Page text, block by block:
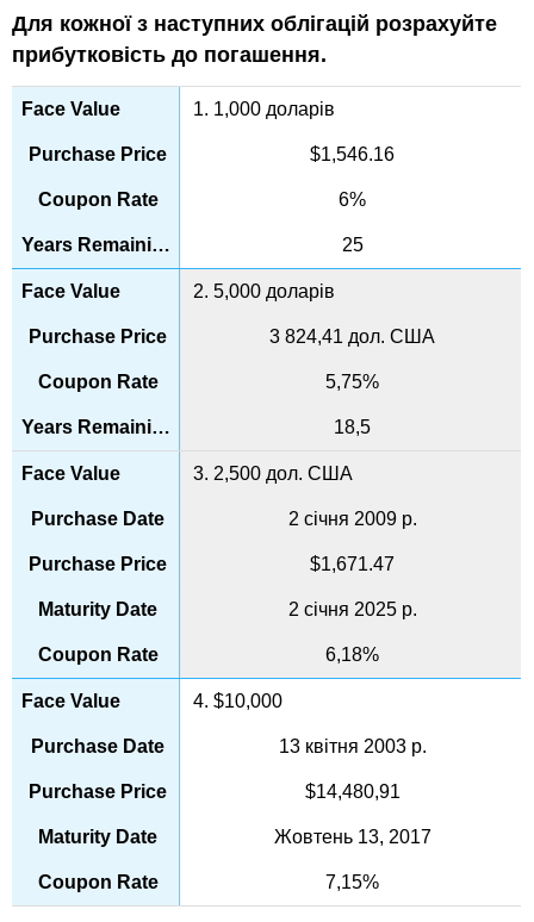
Для кожної з наступних облігацій розрахуйте
прибутковість до погашення.
1. 1,000 доларів
$1,546.16
6%
25
2. 5,000 доларів
3 824,41 дол. США
5,75%
18,5
3. 2,500 дол. США
2 січня 2009 р.
$1,671.47
2 січня 2025 р.
6,18%
4. $10,000
13 квітня 2003 р.
$14,480,91
Жовтень 13, 2017
7,15%